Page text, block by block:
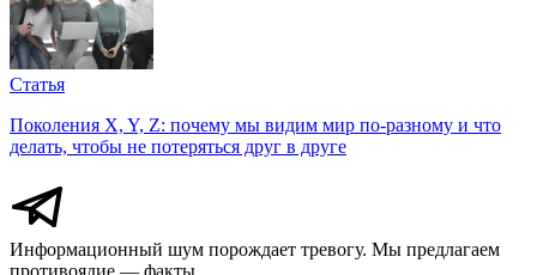
Статья
Поколения X, Y, Z: почему мы видим мир по-разному и что
делать, чтобы не потеряться друг в друге
Информационный шум порождает тревогу. Мы предлагаем